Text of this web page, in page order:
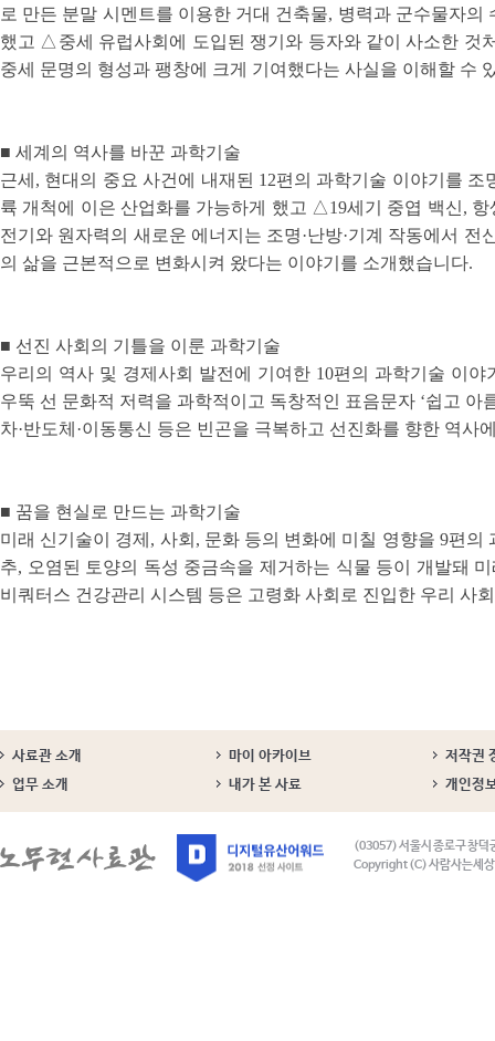
로 만든 분말 시멘트를 이용한 거대 건축물, 병력과 군수물자
했고 △중세 유럽사회에 도입된 쟁기와 등자와 같이 사소한 것
중세 문명의 형성과 팽창에 크게 기여했다는 사실을 이해할 수
■ 세계의 역사를 바꾼 과학기술
근세, 현대의 중요 사건에 내재된 12편의 과학기술 이야기를
륙 개척에 이은 산업화를 가능하게 했고 △19세기 중엽 백신,
전기와 원자력의 새로운 에너지는 조명·난방·기계 작동에서
의 삶을 근본적으로 변화시켜 왔다는 이야기를 소개했습니다.
■ 선진 사회의 기틀을 이룬 과학기술
우리의 역사 및 경제사회 발전에 기여한 10편의 과학기술 이
우뚝 선 문화적 저력을 과학적이고 독창적인 표음문자 ‘쉽고
차·반도체·이동통신 등은 빈곤을 극복하고 선진화를 향한 역
■ 꿈을 현실로 만드는 과학기술
미래 신기술이 경제, 사회, 문화 등의 변화에 미칠 영향을 9편
추, 오염된 토양의 독성 중금속을 제거하는 식물 등이 개발돼
비쿼터스 건강관리 시스템 등은 고령화 사회로 진입한 우리 사
사료관 소개 마이 아카이브
저작권
업무 소개
내가 본 사료 개인정
(03057) 서울시 종로구 창덕
Copyright (C) 사람사는세